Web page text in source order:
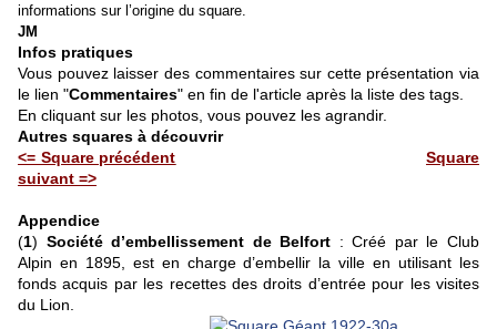
informations sur l’origine du square.
JM
Infos pratiques
Vous pouvez laisser des commentaires sur cette présentation via
le lien "Commentaires" en fin de l'article après la liste des tags.
En cliquant sur les photos, vous pouvez les agrandir.
Autres squares à découvrir
<= Square précédent
Square
suivant =>
Appendice
(1) Société d’embellissement de Belfort : Créé par le Club
Alpin en 1895, est en charge d’embellir la ville en utilisant les
fonds acquis par les recettes des droits d’entrée pour les visites
du Lion.